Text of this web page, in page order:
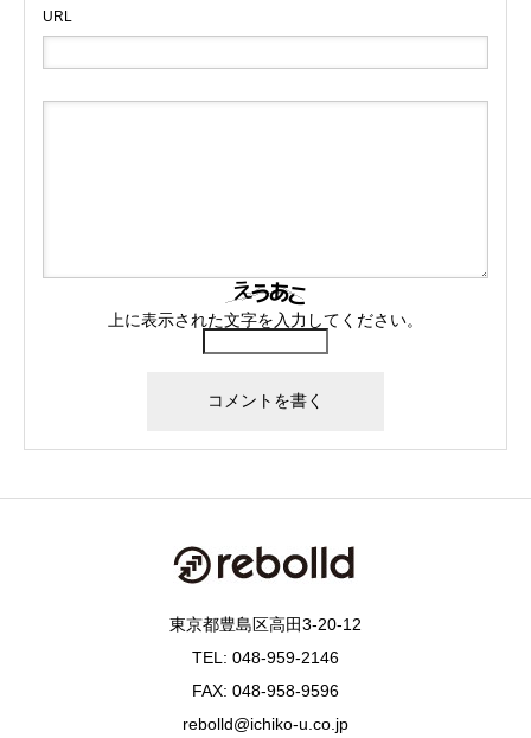
URL
上に表示された文字を入力してください。
東京都豊島区高田3-20-12
TEL: 048-959-2146
FAX: 048-958-9596
rebolld@ichiko-u.co.jp